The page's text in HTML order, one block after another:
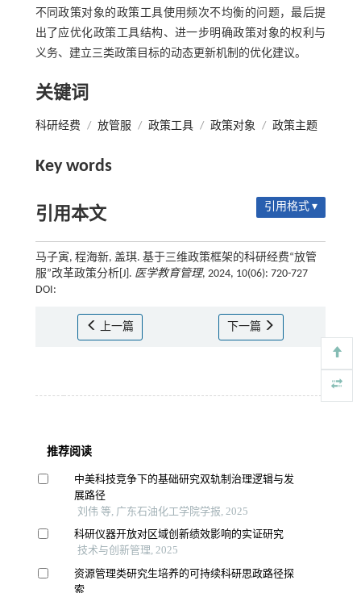
不同政策对象的政策工具使用频次不均衡的问题，最后提
出了应优化政策工具结构、进一步明确政策对象的权利与
义务、建立三类政策目标的动态更新机制的优化建议。
关键词
科研经费 / 放管服 / 政策工具 / 政策对象 / 政策主题
Key words
引用本文 引用格式 ▾
马子寅, 程海新, 盖琪. 基于三维政策框架的科研经费“放管
服”改革政策分析[J]. 医学教育管理, 2024, 10(06): 720-727
DOI:
上一篇 下一篇